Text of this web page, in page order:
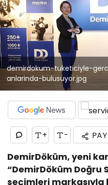
demirdokum-tuketiciyle-
anlarinda-bulusuyor.jpg
+ -
DemirDöküm, yeni
“DemirDöküm Doğru
seçimleri